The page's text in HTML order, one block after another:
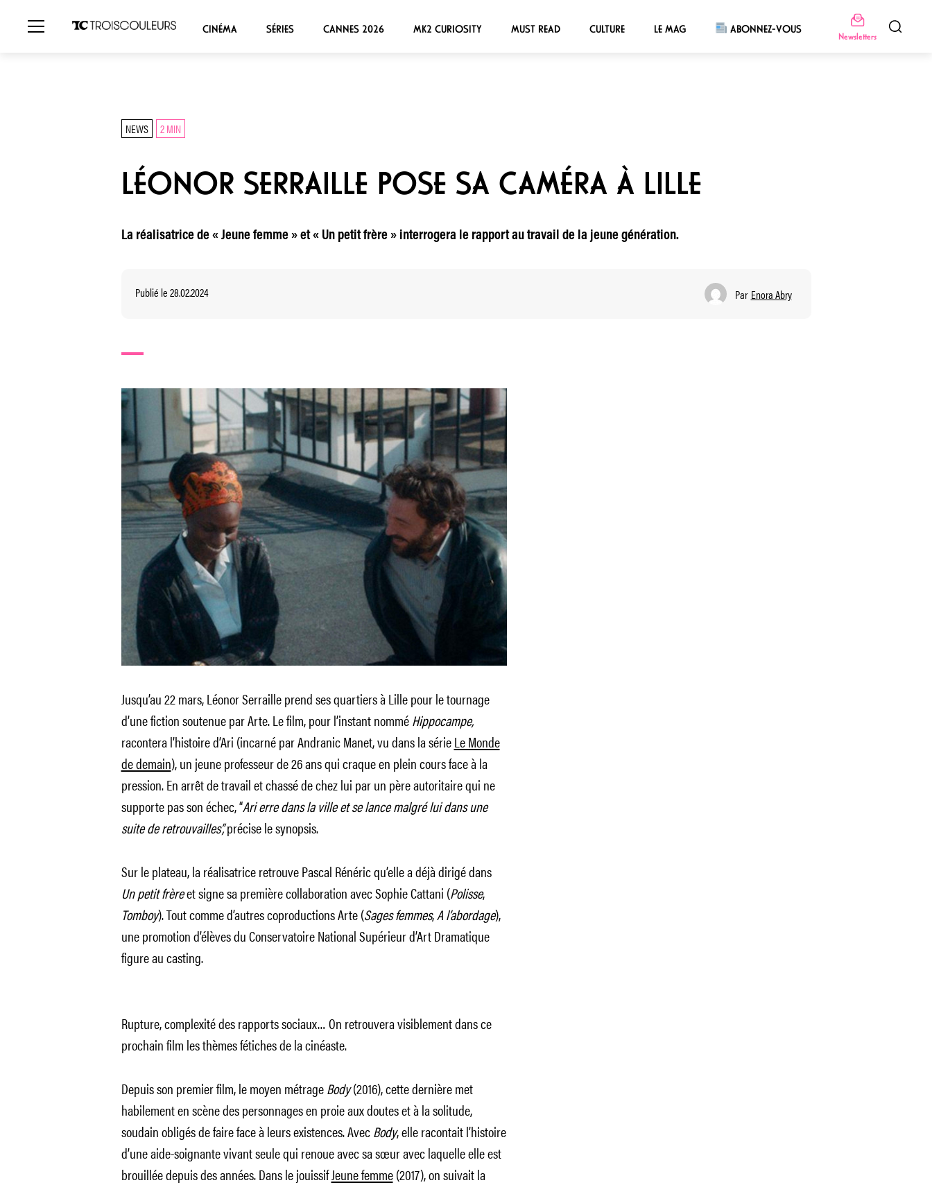
CINÉMA SÉRIES CANNES 2026 MK2 CURIOSITY MUST READ CULTURE LE MAG ABONNEZ-VOUS
Newsletters
NEWS 2 MIN
LÉONOR SERRAILLE POSE SA CAMÉRA À LILLE
La réalisatrice de « Jeune femme » et « Un petit frère » interrogera le rapport au travail de la jeune génération.
Publié le 28.02.2024 Par Enora Abry
Jusqu’au 22 mars, Léonor Serraille prend ses quartiers à Lille pour le tournage
d’une fiction soutenue par Arte. Le film, pour l’instant nomméHippocampe,
racontera l’histoire d’Ari (incarné par Andranic Manet, vu dans la sérieLe Monde
de demain), un jeune professeur de 26 ans qui craque en plein cours face à la
pression. En arrêt de travail et chassé de chez lui par un père autoritaire qui ne
supporte pas son échec, “Ari erre dans la ville et se lance malgré lui dans une
suite de retrouvailles”,précise le synopsis.
Sur le plateau, la réalisatrice retrouve Pascal Rénéric qu’elle a déjà dirigé dans
Un petit frèreet signe sa première collaboration avec Sophie Cattani (Polisse,
Tomboy). Tout comme d’autres coproductions Arte (Sages femmes,A l’abordage),
une promotion d’élèves du Conservatoire National Supérieur d’Art Dramatique
figure au casting.
Rupture, complexité des rapports sociaux… On retrouvera visiblement dans ce
prochain film les thèmes fétiches de la cinéaste.
Depuis son premier film, le moyen métrageBody(2016), cette dernière met
habilement en scène des personnages en proie aux doutes et à la solitude,
soudain obligés de faire face à leurs existences. AvecBody, elle racontait l’histoire
d’une aide-soignante vivant seule qui renoue avec sa sœur avec laquelle elle est
brouillée depuis des années. Dans le jouissifJeune femme(2017), on suivait la